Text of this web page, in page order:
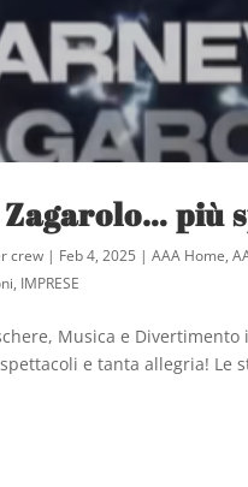
più
crew | Feb 4, 2025 |AAA Home,
, IMPRESE
Musica e
e tanta allegria! Le